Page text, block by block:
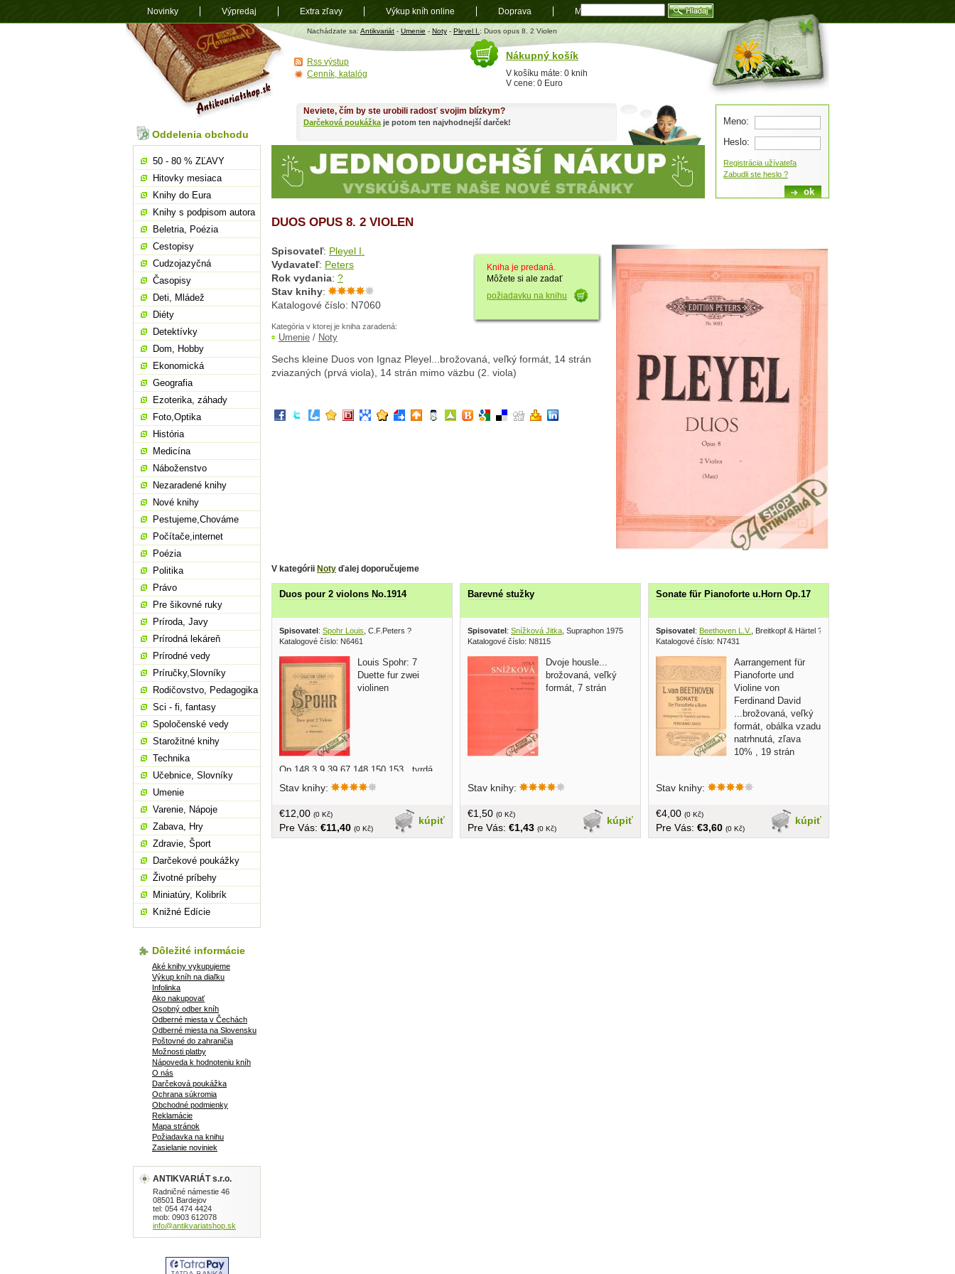
Antikvariát
shop.sk
Nachádzate sa: Antikvariát - Umenie - Noty - Pleyel I. : Duos opus 8. 2 Violen
DUOS OPUS 8. 2 VIOLEN
Kniha je predaná.
Môžete si ale zadať
požiadavku na knihu
Spisovateľ: Pleyel I.
Vydavateľ: Peters
Rok vydania: ?
Stav knihy:
Katalogové číslo: N7060
Kategória v ktorej je kniha zaradená:
Umenie / Noty
Sechs kleine Duos von Ignaz Pleyel...brožovaná, veľký formát, 14 strán
zviazaných (prvá viola), 14 strán mimo väzbu (2. viola)
V kategórii Noty ďalej doporučujeme
Duos pour 2 violons No.1914
Spisovatel: Spohr Louis , C.F.Peters ?
Katalogové číslo: N6461
Louis Spohr: 7
Duette fur zwei
violinen
Op.148,3,9,39,67,148,150,153...tvrdá
nepôvodná väzba, veľký formát, 125
Stav knihy:
kúpiť
€12,00 (0 Kč)
Pre Vás: €11,40 (0 Kč)
Barevné stužky
Spisovatel: Snížková Jitka , Supraphon 1975
Katalogové číslo: N8115
Dvoje housle...
brožovaná, veľký
formát, 7 strán
Stav knihy:
kúpiť
€1,50 (0 Kč)
Pre Vás: €1,43 (0 Kč)
Sonate für Pianoforte u.Horn Op.17
Spisovatel: Beethoven L.V. , Breitkopf & Härtel ?
Katalogové číslo: N7431
Aarrangement für
Pianoforte und
Violine von
Ferdinand David
...brožovaná, veľký
formát, obálka vzadu
natrhnutá, zľava
10% , 19 strán
Stav knihy:
kúpiť
€4,00 (0 Kč)
Pre Vás: €3,60 (0 Kč)
Neviete, čím by ste urobili radosť svojim blízkym?
Darčeková poukážka je potom ten najvhodnejší darček!
Oddelenia obchodu
50 - 80 % ZĽAVY
Hitovky mesiaca
Knihy do Eura
Knihy s podpisom autora
Beletria, Poézia
Cestopisy
Cudzojazyčná
Časopisy
Deti, Mládež
Diéty
Detektívky
Dom, Hobby
Ekonomická
Geografia
Ezoterika, záhady
Foto,Optika
História
Medicína
Náboženstvo
Nezaradené knihy
Nové knihy
Pestujeme,Chováme
Počítače,internet
Poézia
Politika
Právo
Pre šikovné ruky
Príroda, Javy
Prírodná lekáreň
Prírodné vedy
Príručky,Slovníky
Rodičovstvo, Pedagogika
Sci - fi, fantasy
Spoločenské vedy
Starožitné knihy
Technika
Učebnice, Slovníky
Umenie
Varenie, Nápoje
Zabava, Hry
Zdravie, Šport
Darčekové poukážky
Životné príbehy
Miniatúry, Kolibrík
Knižné Edície
Dôležité informácie
Aké knihy vykupujeme
Výkup kníh na diaľku
Infolinka
Ako nakupovať
Osobný odber kníh
Odberné miesta v Čechách
Odberné miesta na Slovensku
Poštovné do zahraničia
Možnosti platby
Nápoveda k hodnoteniu kníh
O nás
Darčeková poukážka
Ochrana súkromia
Obchodné podmienky
Reklamácie
Mapa stránok
Požiadavka na knihu
Zasielanie noviniek
ANTIKVARIÁT s.r.o.
Radničné námestie 46
08501 Bardejov
tel: 054 474 4424
mob: 0903 612078
info@antikvariatshop.sk
Meno:
Heslo:
Registrácia užívateľa
Zabudli ste heslo ?
Nákupný košík
V košíku máte: 0 knih
V cene: 0 Euro
Rss výstup
Cenník, katalóg
Novinky Výpredaj Extra zľavy Výkup kníh online Doprava Mapa